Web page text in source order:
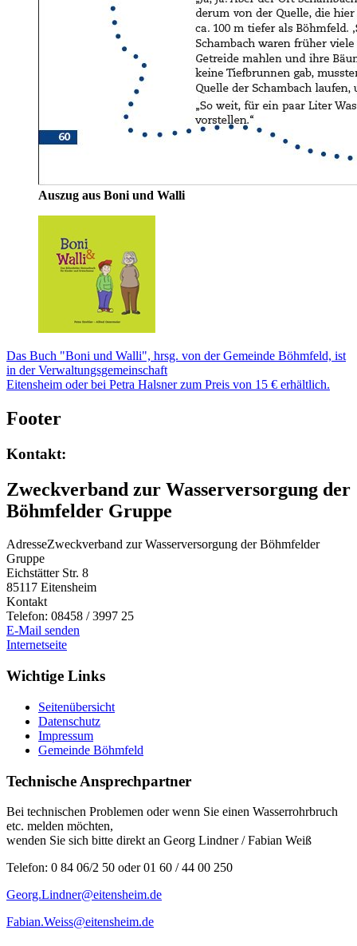
Auszug aus Boni und Walli
Das Buch "Boni und Walli", hrsg. von der Gemeinde Böhmfeld, ist
in der Verwaltungsgemeinschaft
Eitensheim oder bei Petra Halsner zum Preis von 15 € erhältlich.
Footer
Kontakt:
Zweckverband zur Wasserversorgung der
Böhmfelder Gruppe
AdresseZweckverband zur Wasserversorgung der Böhmfelder
Gruppe
Eichstätter Str. 8
85117 Eitensheim
Kontakt
Telefon: 08458 / 3997 25
E-Mail senden
Internetseite
Wichtige Links
Seitenübersicht
Datenschutz
Impressum
Gemeinde Böhmfeld
Technische Ansprechpartner
Bei technischen Problemen oder wenn Sie einen Wasserrohrbruch
etc. melden möchten,
wenden Sie sich bitte direkt an Georg Lindner / Fabian Weiß
Telefon: 0 84 06/2 50 oder 01 60 / 44 00 250
Georg.Lindner@eitensheim.de
Fabian.Weiss@eitensheim.de